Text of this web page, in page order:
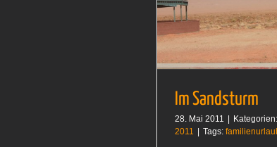
Im Sandsturm
28. Mai 2011 | Kategorien:
2011 | Tags: